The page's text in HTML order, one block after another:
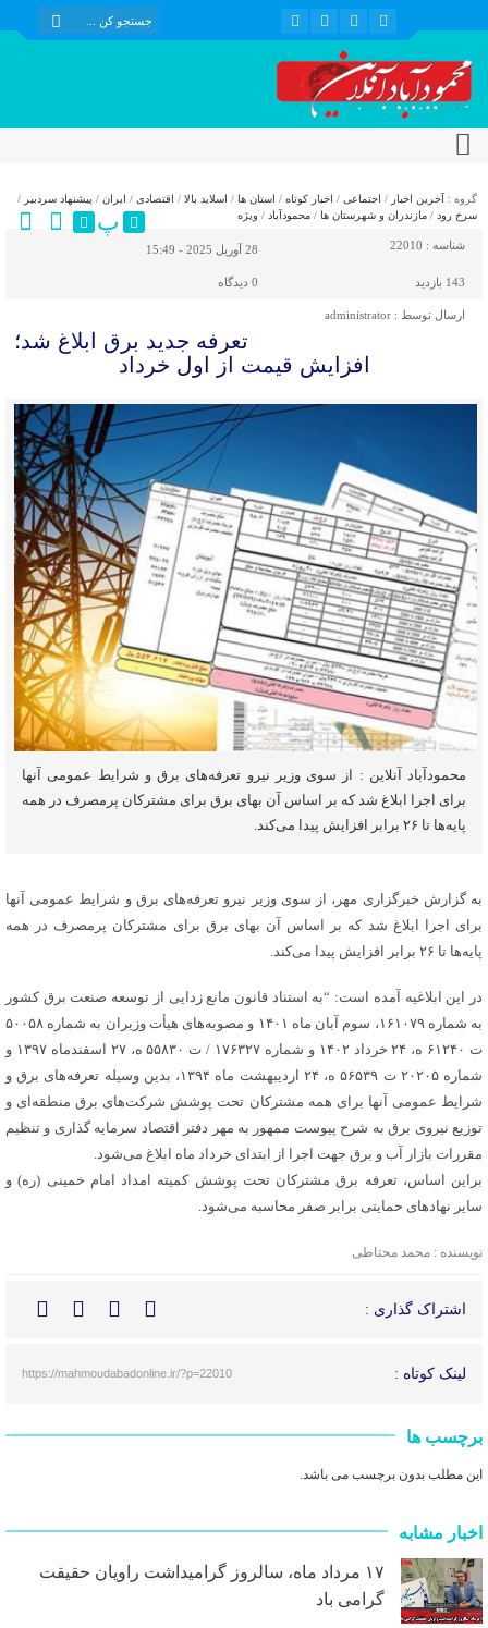
گروه : آخرین اخبار / اجتماعی / اخبار کوتاه / استان ها / اسلاید بالا / اقتصادی / ایران / پیشنهاد سردبیر /
سرخ رود / مازندران و شهرستان ها / محمودآباد / ویژه پ
شناسه : 22010 28 آوریل 2025 - 15:49
143 بازدید 0 دیدگاه
ارسال توسط : administrator
تعرفه جدید برق ابلاغ شد؛
افزایش قیمت از اول خرداد
محمودآباد آنلاین : از سوی وزیر نیرو تعرفه‌های برق و شرایط عمومی آنها
برای اجرا ابلاغ شد که بر اساس آن بهای برق برای مشترکان پرمصرف در همه
پایه‌ها تا ۲۶ برابر افزایش پیدا می‌کند.
به گزارش خبرگزاری مهر، از سوی وزیر نیرو تعرفه‌های برق و شرایط عمومی آنها
برای اجرا ابلاغ شد که بر اساس آن بهای برق برای مشترکان پرمصرف در همه
پایه‌ها تا ۲۶ برابر افزایش پیدا می‌کند.
در این ابلاغیه آمده است: “به استناد قانون مانع زدایی از توسعه صنعت برق کشور
به شماره ۱۶۱۰۷۹، سوم آبان ماه ۱۴۰۱ و مصوبه‌های هیأت وزیران به شماره ۵۰۰۵۸
ت ۶۱۲۴۰ ه، ۲۴ خرداد ۱۴۰۲ و شماره ۱۷۶۳۲۷ / ت ۵۵۸۳۰ ه، ۲۷ اسفندماه ۱۳۹۷ و
شماره ۲۰۲۰۵ ت ۵۶۵۳۹ ه، ۲۴ اردیبهشت ماه ۱۳۹۴، بدین وسیله تعرفه‌های برق و
شرایط عمومی آنها برای همه مشترکان تحت پوشش شرکت‌های برق منطقه‌ای و
توزیع نیروی برق به شرح پیوست ممهور به مهر دفتر اقتصاد سرمایه گذاری و تنظیم
مقررات بازار آب و برق جهت اجرا از ابتدای خرداد ماه ابلاغ می‌شود.
براین اساس، تعرفه برق مشترکان تحت پوشش کمیته امداد امام خمینی (ره) و
سایر نهادهای حمایتی برابر صفر محاسبه می‌شود.
نویسنده : محمد محتاطی
اشتراک گذاری :
لینک کوتاه : https://mahmoudabadonline.ir/?p=22010
برچسب ها
این مطلب بدون برچسب می باشد.
اخبار مشابه
۱۷ مرداد ماه، سالروز گرامیداشت راویان حقیقت
گرامی باد